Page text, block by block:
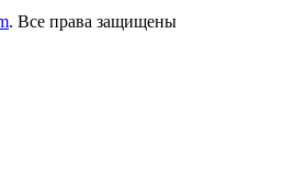
. Все права защищены